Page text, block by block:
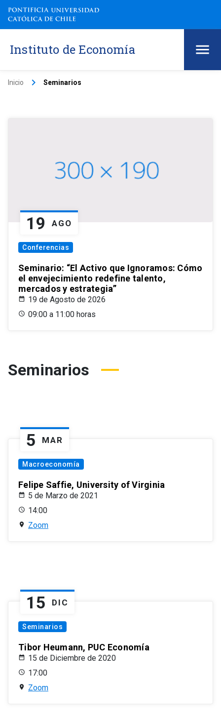
Instituto de Economía
Inicio keyboard_arrow_right Seminarios
19 AGO
Conferencias
Seminario: “El Activo que Ignoramos: Cómo
el envejecimiento redefine talento,
mercados y estrategia”
19 de Agosto de 2026
09:00 a 11:00 horas
Seminarios
5 MAR
Macroeconomía
Felipe Saffie, University of Virginia
5 de Marzo de 2021
14:00
Zoom
15 DIC
Seminarios
Tibor Heumann, PUC Economía
15 de Diciembre de 2020
17:00
Zoom